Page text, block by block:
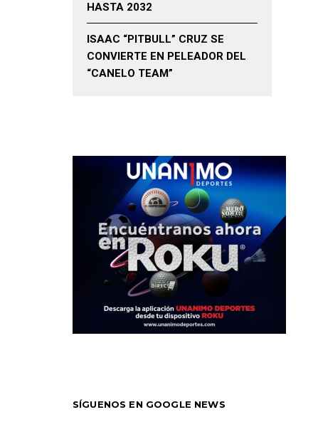
HASTA 2032
ISAAC “PITBULL” CRUZ SE
CONVIERTE EN PELEADOR DEL
“CANELO TEAM”
SÍGUENOS EN GOOGLE NEWS